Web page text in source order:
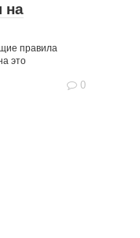
на
правила
это
0